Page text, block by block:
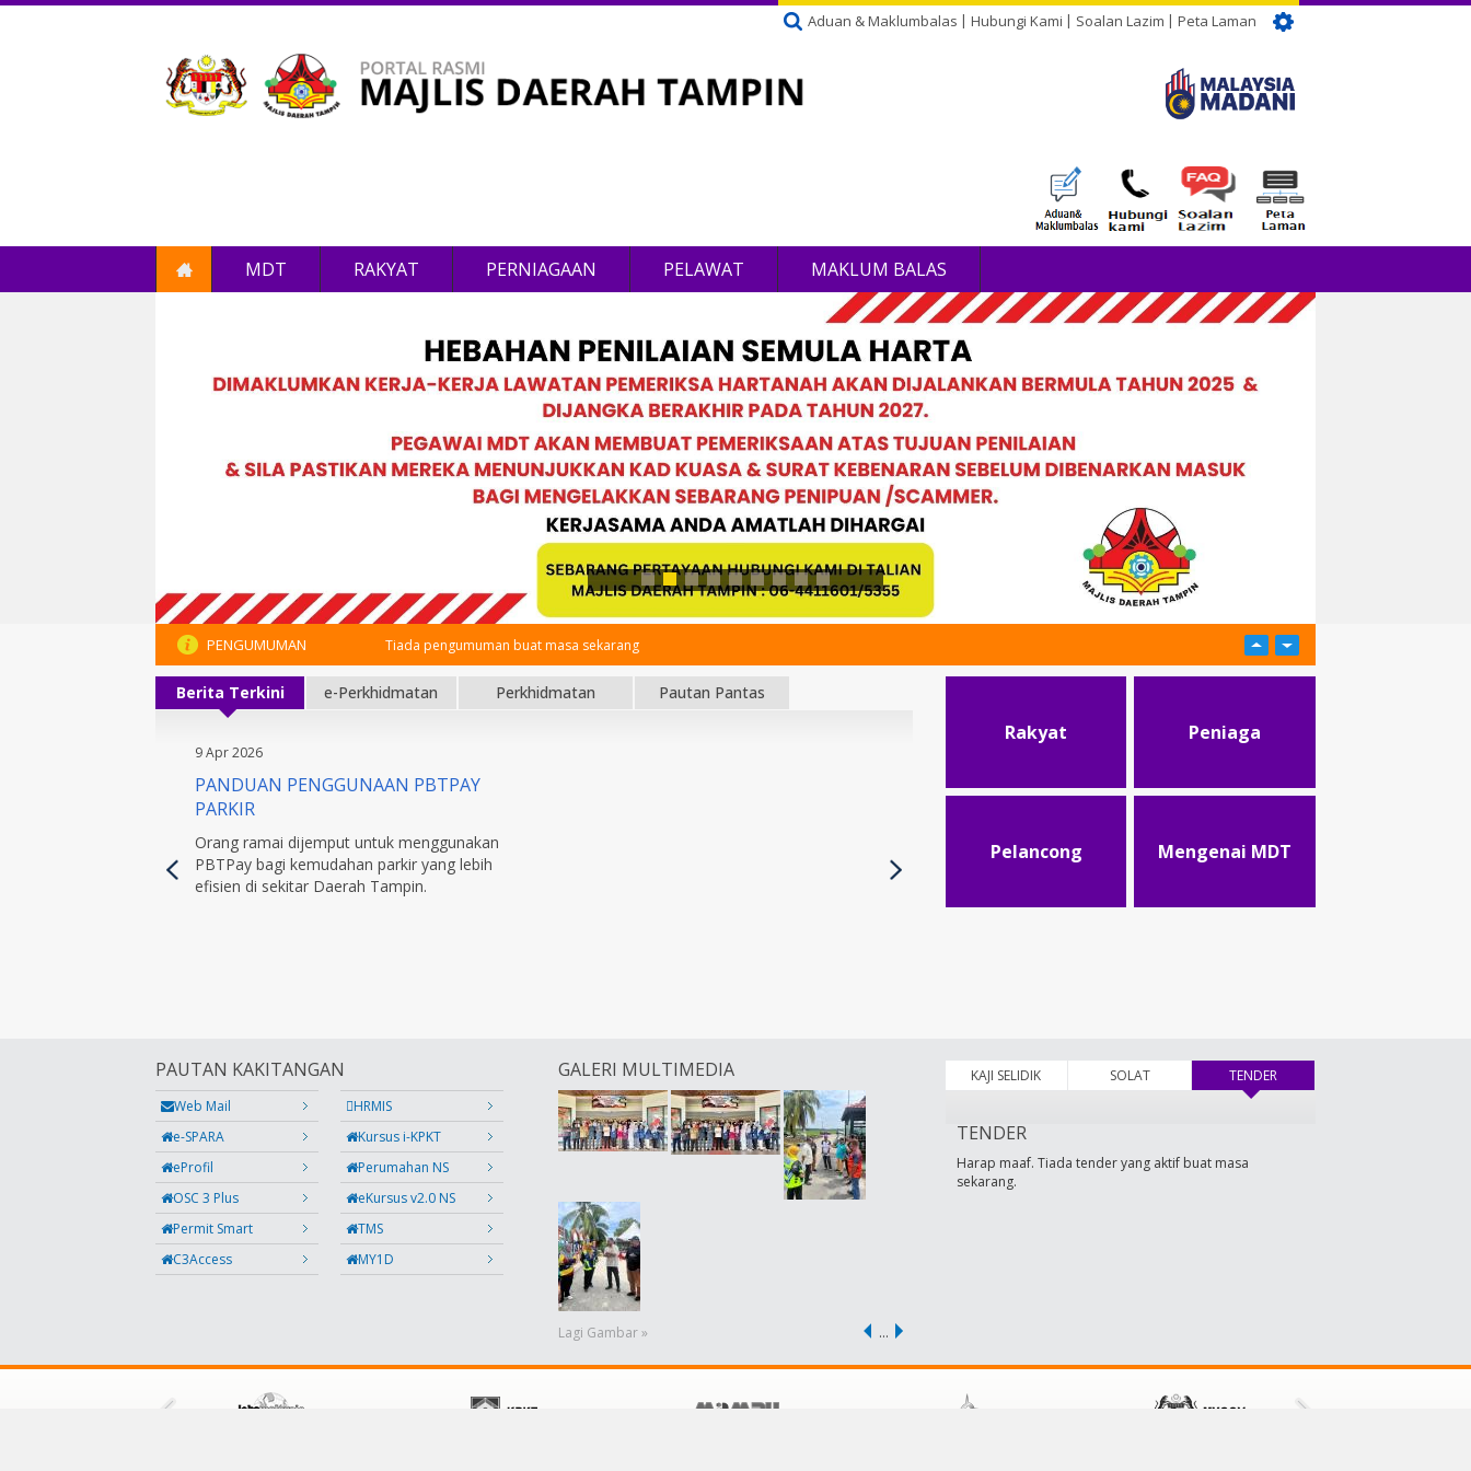
Aduan & Maklumbalas Hubungi Kami Soalan Lazim Peta Laman
MDT RAKYAT PERNIAGAAN PELAWAT MAKLUM BALAS
PENGUMUMAN Tiada pengumuman buat masa sekarang
Berita Terkini e-Perkhidmatan Perkhidmatan Pautan Pantas
9 Apr 2026
PANDUAN PENGGUNAAN PBTPAY
PARKIR
Orang ramai dijemput untuk menggunakan
PBTPay bagi kemudahan parkir yang lebih
efisien di sekitar Daerah Tampin.
Rakyat Peniaga
Pelancong Mengenai MDT
PAUTAN KAKITANGAN
Web Mail
HRMIS
e-SPARA
Kursus i-KPKT
eProfil
Perumahan NS
OSC 3 Plus
eKursus v2.0 NS
Permit Smart
TMS
C3Access
MY1D
GALERI MULTIMEDIA
Lagi Gambar » …
KAJI SELIDIK SOLAT TENDER(tab aktif)
TENDER
Harap maaf. Tiada tender yang aktif buat masa
sekarang.